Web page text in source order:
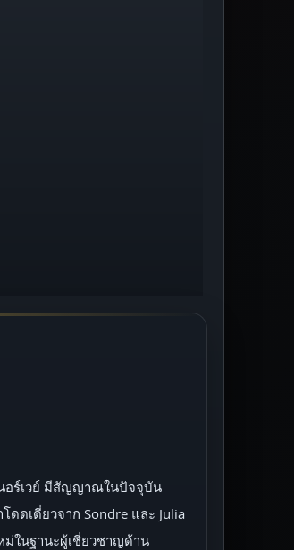
นอร์เวย์ มีสัญญาณในปัจจุบัน
ดเดี่ยวจาก Sondre และ Julia
ม่ในฐานะผู้เชี่ยวชาญด้าน